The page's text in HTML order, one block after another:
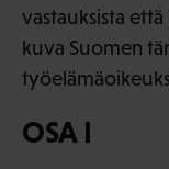
vastauksista
kuva Suomen
OSA I